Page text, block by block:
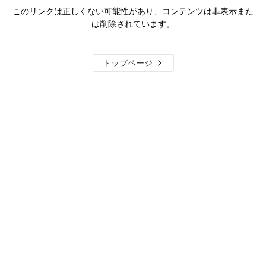
このリンクは正しくない可能性があり、コンテンツは非表示また
は削除されています。
トップページ